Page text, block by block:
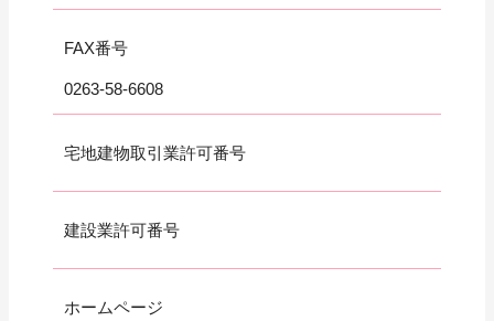
FAX番号
0263-58-6608
宅地建物取引業許可番号
建設業許可番号
ホームページ